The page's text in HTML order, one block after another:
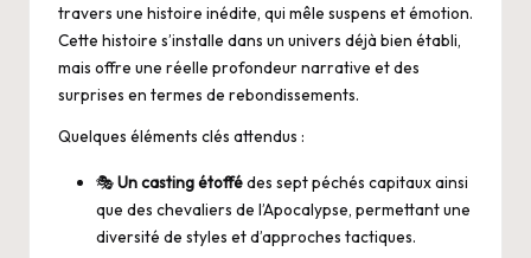
travers une histoire inédite, qui mêle suspens et émotion.
Cette histoire s’installe dans un univers déjà bien établi,
mais offre une réelle profondeur narrative et des
surprises en termes de rebondissements.
Quelques éléments clés attendus :
🎭Un casting étoffédes sept péchés capitaux ainsi
que des chevaliers de l’Apocalypse, permettant une
diversité de styles et d’approches tactiques.